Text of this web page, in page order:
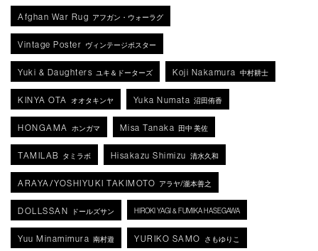
Afghan War Rug アフガン・ウォーラグ
Vintage Poster ヴィンテージポスター
Yuki & Daughters ユキ＆ドーターズ Koji Nakamura 中村耕士
KINYA OTA オオタキンヤ Yuka Numata 沼田侑香
HONGAMA ホンガマ Misa Tanaka 田中 美佐
TAMILAB タミラボ Hisakazu Shimizu 清水久和
ARAYA/YOSHIYUKI TAKIMOTO アラヤ/瀧本善之
DOLLSSAN ドールズサン HIROKI YAGI & FUMIKA HASEGAWA
Yuu Minamimura 南村遊 YURIKO SAMO さもゆりこ